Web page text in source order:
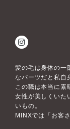
髪の毛は身体の一
なパーツだと私自
この職は本当に素
女性が美しくいた
いもの。
MINXでは「お客